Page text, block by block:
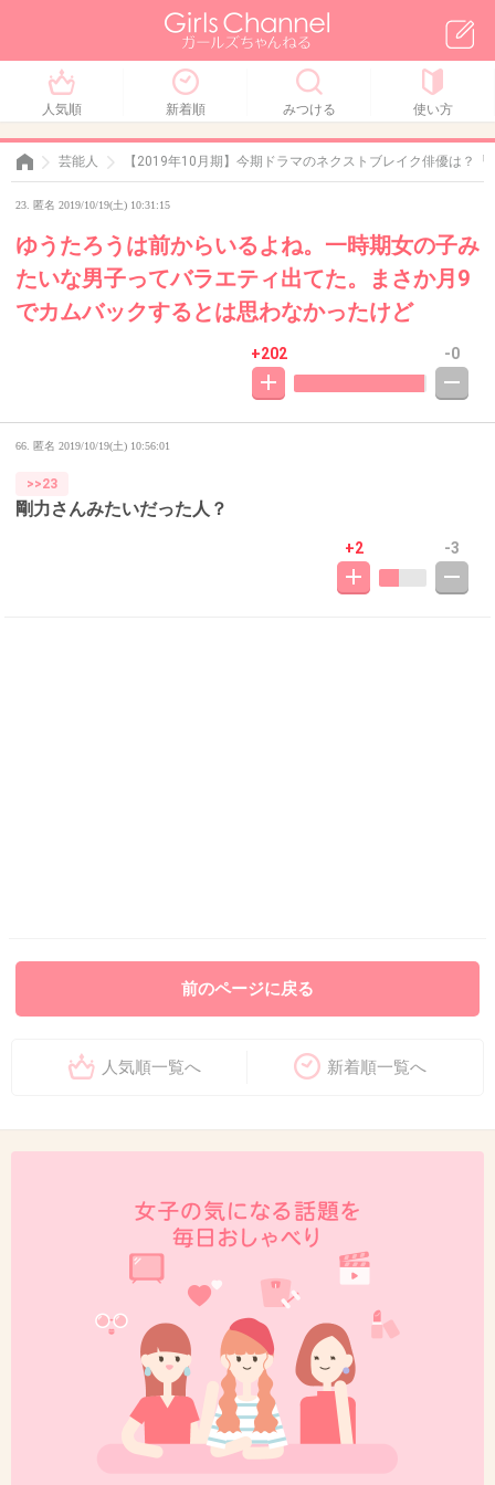
人気順 新着順 みつける 使い方
芸能人 【2019年10月期】今期ドラマのネクストブレイク俳優は？
23. 匿名 2019/10/19(土) 10:31:15
ゆうたろうは前からいるよね。一時期女の子み
たいな男子ってバラエティ出てた。まさか月9
でカムバックするとは思わなかったけど
+202 -0
66. 匿名 2019/10/19(土) 10:56:01
>>23
剛力さんみたいだった人？
+2 -3
前のページに戻る
人気順一覧へ 新着順一覧へ